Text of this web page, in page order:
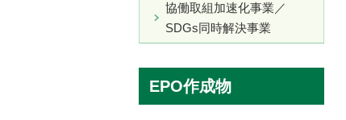
協働取組加速化事業／
SDGs同時解決事業
EPO作成物